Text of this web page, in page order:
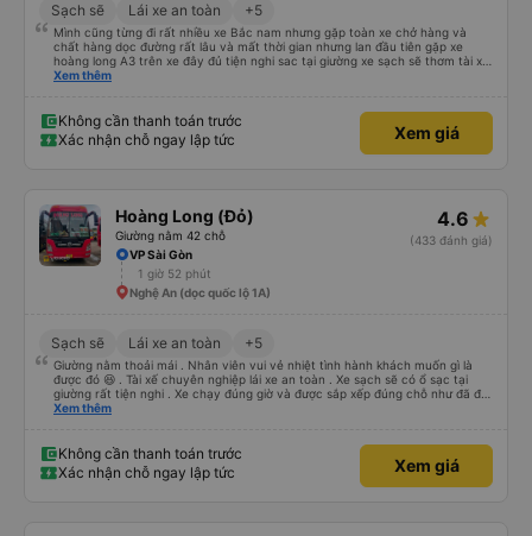
Sạch sẽ Lái xe an toàn +5
Mình cũng từng đi rất nhiều xe Bắc nam nhưng gặp toàn xe chở hàng và
chất hàng dọc đường rất lâu và mất thời gian nhưng lan đầu tiên gặp xe
hoàng long A3 trên xe đây đủ tiện nghi sac tại giường xe sạch sẽ thơm tài xế
lo xe thoải mái vui tính sẽ con ung hô nhe
Xem thêm
Không cần thanh toán trước
Xác nhận chỗ ngay lập tức
Xem giá
Hoàng Long (Đỏ)
Giường nằm 42 chỗ
4.6
(433 đánh giá)
VP Sài Gòn
1 giờ 52 phút
Nghệ An (dọc quốc lộ 1A)
Sạch sẽ Lái xe an toàn +5
Giường nằm thoải mái . Nhân viên vui vẻ nhiệt tình hành khách muốn gì là
được đó 😆 . Tài xế chuyên nghiệp lái xe an toàn . Xe sạch sẽ có ổ sạc tại
giường rất tiện nghi . Xe chạy đúng giờ và được sắp xếp đúng chỗ như đã đặt
. Điểm 10 cho hoàng long đỏ 👍
Xem thêm
Không cần thanh toán trước
Xác nhận chỗ ngay lập tức
Xem giá